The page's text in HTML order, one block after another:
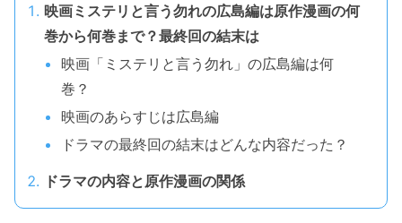
映画ミステリと言う勿れの広島編は原作漫画の何
巻から何巻まで？最終回の結末は
映画「ミステリと言う勿れ」の広島編は何
巻？
映画のあらすじは広島編
ドラマの最終回の結末はどんな内容だった？
ドラマの内容と原作漫画の関係